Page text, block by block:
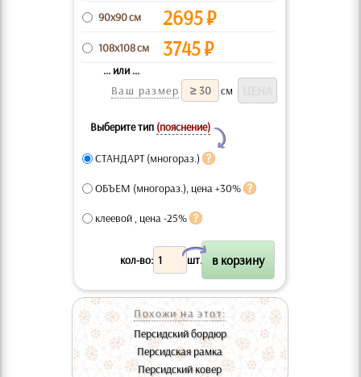
90x90 см 2695₽
108x108 см 3745₽
... или ...
Ваш размер
см
Выберите тип (пояснение)
Y
СТАНДАРТ (многораз.)
ОБЪЕМ (многораз.), цена +30%
клеевой , цена -25%
кол-во: шт.
X
Похожи на этот:
Персидский бордюр
Персидская рамка
Персидский ковер